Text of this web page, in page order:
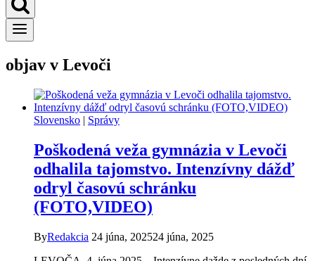
objav v Levoči
Slovensko | Správy
Poškodená veža gymnázia v Levoči
odhalila tajomstvo. Intenzívny dážď
odryl časovú schránku
(FOTO,VIDEO)
ByRedakcia 24 júna, 202524 júna, 2025